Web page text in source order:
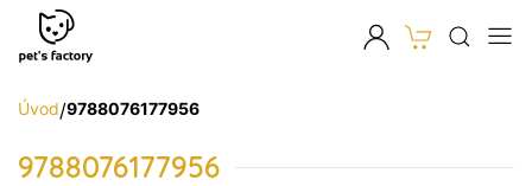
Úvod/9788076177956
9788076177956